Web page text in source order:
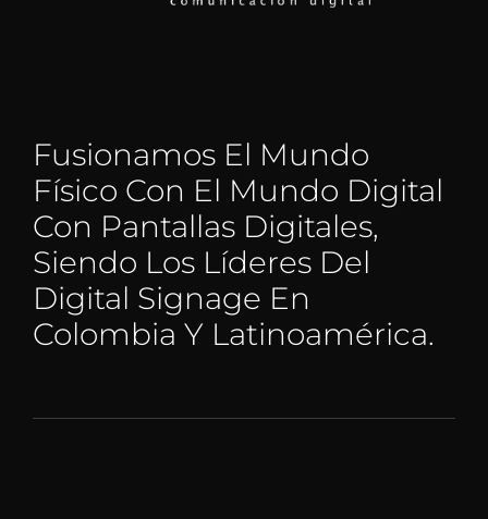
Fusionamos El Mundo
Físico Con El Mundo Digital
Con Pantallas Digitales,
Siendo Los Líderes Del
Digital Signage En
Colombia Y Latinoamérica.